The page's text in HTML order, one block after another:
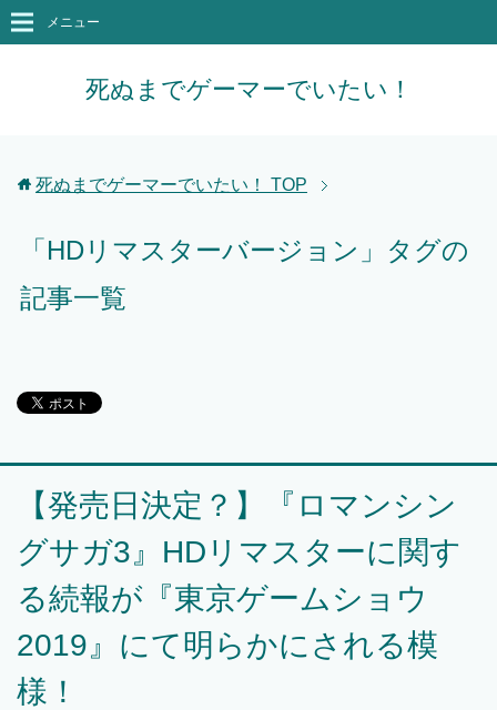
死ぬまでゲーマーでいたい！
メニュー
死ぬまでゲーマーでいたい！ TOP
「HDリマスターバージョン」タグの
記事一覧
【発売日決定？】『ロマンシン
グサガ3』HDリマスターに関す
る続報が『東京ゲームショウ
2019』にて明らかにされる模
様！